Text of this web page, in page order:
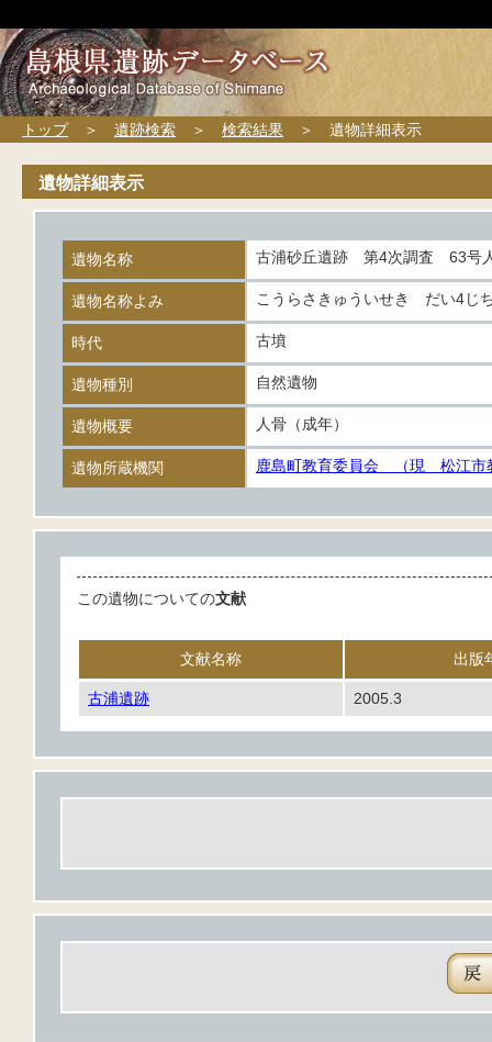
トップ＞ 遺跡検索 ＞ 検索結果 ＞ 遺物詳細表示
遺物詳細表示
遺物名称 古浦砂丘遺跡 第4次調査 63号
遺物名称よみ こうらさきゅういせき だい4じ
時代 古墳
遺物種別 自然遺物
遺物概要 人骨（成年）
遺物所蔵機関 鹿島町教育委員会 （現 松江市
この遺物についての文献
文献名称 出版
古浦遺跡 2005.3